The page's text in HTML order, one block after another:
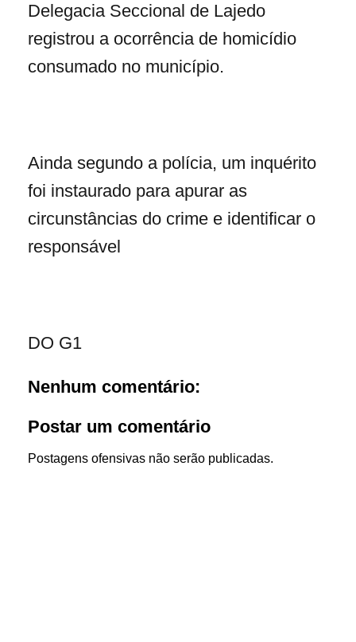
Delegacia Seccional de Lajedo
registrou a ocorrência de homicídio
consumado no município.
Ainda segundo a polícia, um inquérito
foi instaurado para apurar as
circunstâncias do crime e identificar o
responsável
DO G1
Nenhum comentário:
Postar um comentário
Postagens ofensivas não serão publicadas.